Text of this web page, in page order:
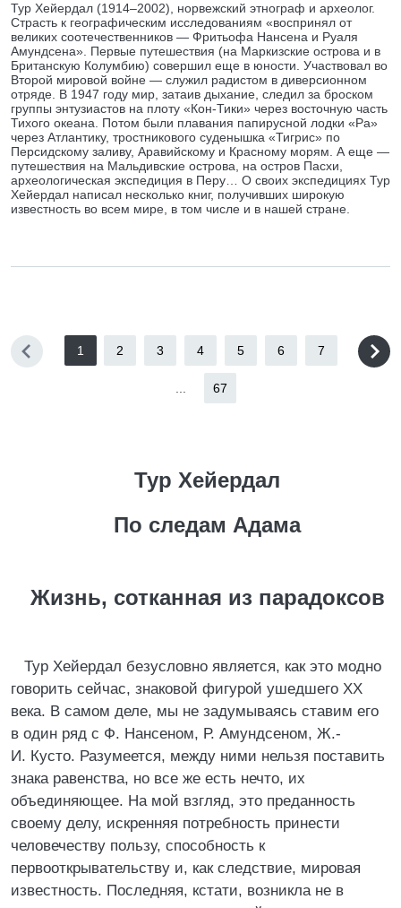
Тур Хейердал (1914–2002), норвежский этнограф и археолог.
Страсть к географическим исследованиям «воспринял от
великих соотечественников — Фритьофа Нансена и Руаля
Амундсена». Первые путешествия (на Маркизские острова и в
Британскую Колумбию) совершил еще в юности. Участвовал во
Второй мировой войне — служил радистом в диверсионном
отряде. В 1947 году мир, затаив дыхание, следил за броском
группы энтузиастов на плоту «Кон-Тики» через восточную часть
Тихого океана. Потом были плавания папирусной лодки «Ра»
через Атлантику, тростникового суденышка «Тигрис» по
Персидскому заливу, Аравийскому и Красному морям. А еще —
путешествия на Мальдивские острова, на остров Пасхи,
археологическая экспедиция в Перу… О своих экспедициях Тур
Хейердал написал несколько книг, получивших широкую
известность во всем мире, в том числе и в нашей стране.
1 2 3 4 5 6 7
67
Тур Хейердал
По следам Адама
Жизнь, сотканная из парадоксов
Тур Хейердал безусловно является, как это модно
говорить сейчас, знаковой фигурой ушедшего XX
века. В самом деле, мы не задумываясь ставим его
в один ряд с Ф. Нансеном, Р. Амундсеном, Ж.-
И. Кусто. Разумеется, между ними нельзя поставить
знака равенства, но все же есть нечто, их
объединяющее. На мой взгляд, это преданность
своему делу, искренняя потребность принести
человечеству пользу, способность к
первооткрывательству и, как следствие, мировая
известность. Последняя, кстати, возникла не в